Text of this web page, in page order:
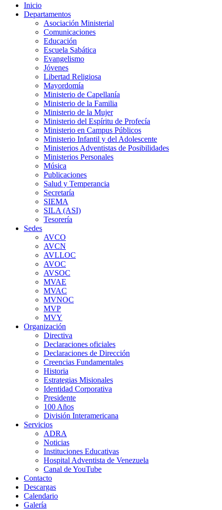
Inicio
Departamentos
Asociación Ministerial
Comunicaciones
Educación
Escuela Sabática
Evangelismo
Jóvenes
Libertad Religiosa
Mayordomía
Ministerio de Capellanía
Ministerio de la Familia
Ministerio de la Mujer
Ministerio del Espíritu de Profecía
Ministerio en Campus Públicos
Ministerio Infantil y del Adolescente
Ministerios Adventistas de Posibilidades
Ministerios Personales
Música
Publicaciones
Salud y Temperancia
Secretaría
SIEMA
SILA (ASI)
Tesorería
Sedes
AVCO
AVCN
AVLLOC
AVOC
AVSOC
MVAE
MVAC
MVNOC
MVP
MVY
Organización
Directiva
Declaraciones oficiales
Declaraciones de Dirección
Creencias Fundamentales
Historia
Estrategias Misionales
Identidad Corporativa
Presidente
100 Años
División Interamericana
Servicios
ADRA
Noticias
Instituciones Educativas
Hospital Adventista de Venezuela
Canal de YouTube
Contacto
Descargas
Calendario
Galería